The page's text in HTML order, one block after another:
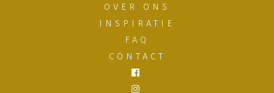
OVER ONS
INSPIRATIE
FAQ
CONTACT